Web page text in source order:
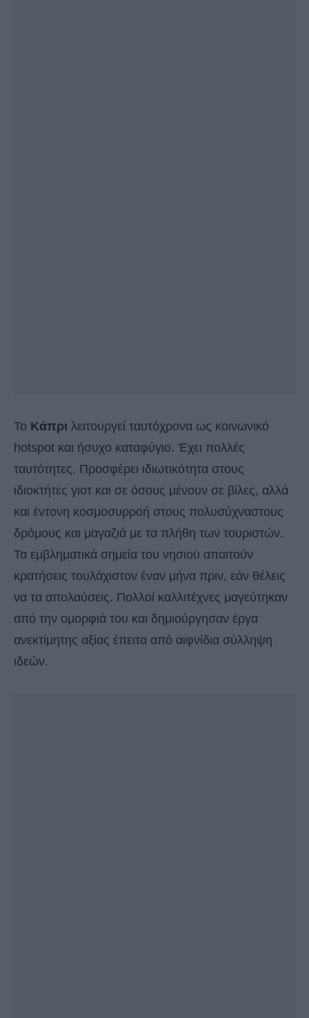
Το Κάπρι λειτουργεί ταυτόχρονα ως κοινωνικό
hotspot και ήσυχο καταφύγιο. Έχει πολλές
ταυτότητες. Προσφέρει ιδιωτικότητα στους
ιδιοκτήτες γιοτ και σε όσους μένουν σε βίλες, αλλά
και έντονη κοσμοσυρροή στους πολυσύχναστους
δρόμους και μαγαζιά με τα πλήθη των τουριστών.
Τα εμβληματικά σημεία του νησιού απαιτούν
κρατήσεις τουλάχιστον έναν μήνα πριν, εάν θέλεις
να τα απολαύσεις. Πολλοί καλλιτέχνες μαγεύτηκαν
από την ομορφιά του και δημιούργησαν έργα
ανεκτίμητης αξίας έπειτα από αιφνίδια σύλληψη
ιδεών.